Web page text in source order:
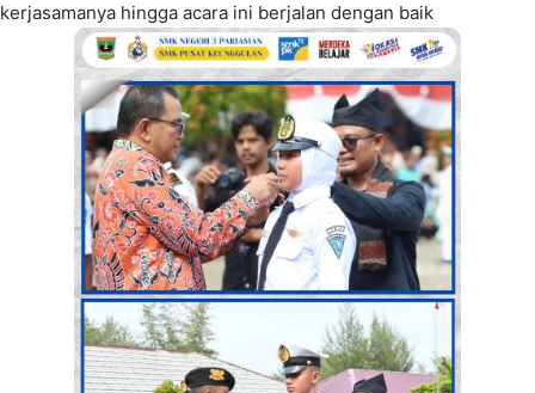
kerjasamanya hingga acara ini berjalan dengan baik